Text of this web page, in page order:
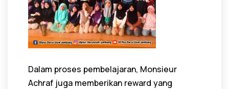
Dalam proses pembelajaran, Monsieur
Achraf juga memberikan reward yang